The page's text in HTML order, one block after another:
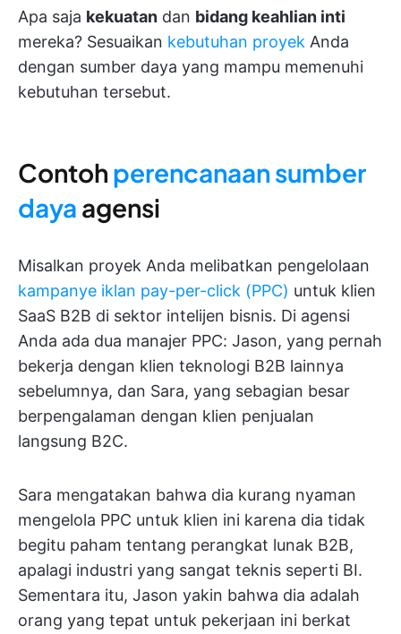
Apa saja kekuatan dan bidang keahlian inti
mereka? Sesuaikan kebutuhan proyek Anda
dengan sumber daya yang mampu memenuhi
kebutuhan tersebut.
Contoh perencanaan sumber
daya agensi
Misalkan proyek Anda melibatkan pengelolaan
kampanye iklan pay-per-click (PPC) untuk klien
SaaS B2B di sektor intelijen bisnis. Di agensi
Anda ada dua manajer PPC: Jason, yang pernah
bekerja dengan klien teknologi B2B lainnya
sebelumnya, dan Sara, yang sebagian besar
berpengalaman dengan klien penjualan
langsung B2C.
Sara mengatakan bahwa dia kurang nyaman
mengelola PPC untuk klien ini karena dia tidak
begitu paham tentang perangkat lunak B2B,
apalagi industri yang sangat teknis seperti BI.
Sementara itu, Jason yakin bahwa dia adalah
orang yang tepat untuk pekerjaan ini berkat